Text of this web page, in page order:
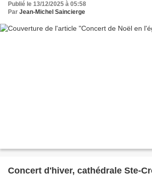
Publié le 13/12/2025 à 05:58
Par Jean-Michel Saincierge
Concert d'hiver, cathédrale Ste-